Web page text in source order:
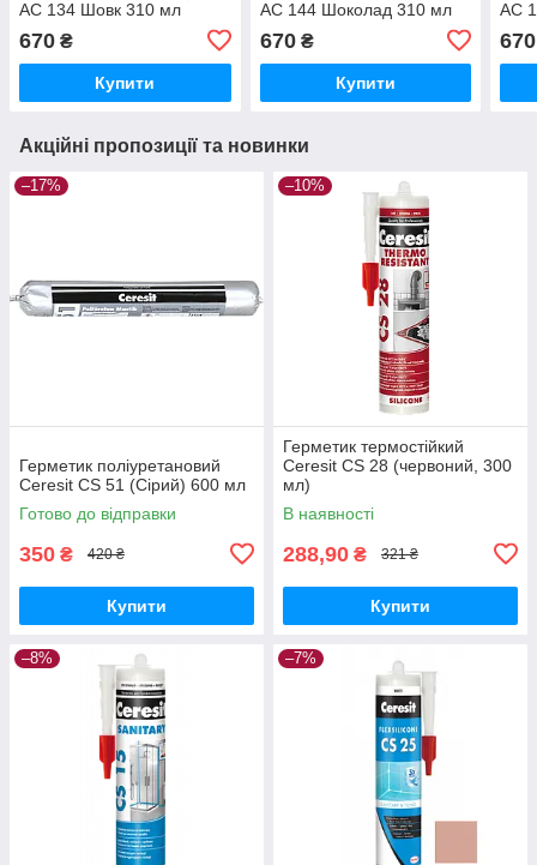
AC 134 Шовк 310 мл
670 ₴
Купити
AC 144 Шоколад 310 мл
670₴
Купити
AC
670
Акційні пропозиції та новинки
–17%
Герметик поліуретановий
Ceresit CS 51 (Сірий) 600 мл
Готово до відправки
350 ₴ 420 ₴
Купити
–10%
Герметик термостійкий
Ceresit CS 28 (червоний, 300
мл)
В наявності
288,90 ₴ 321 ₴
Купити
–8% –7%